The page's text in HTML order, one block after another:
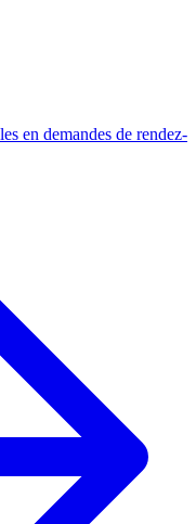
en demandes de rendez-